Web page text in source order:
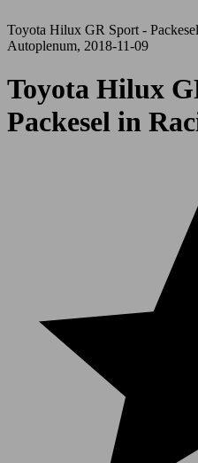
Toyota Hilux GR Sport -
Autoplenum, 2018-11-09
Toyota Hilux
Packesel in